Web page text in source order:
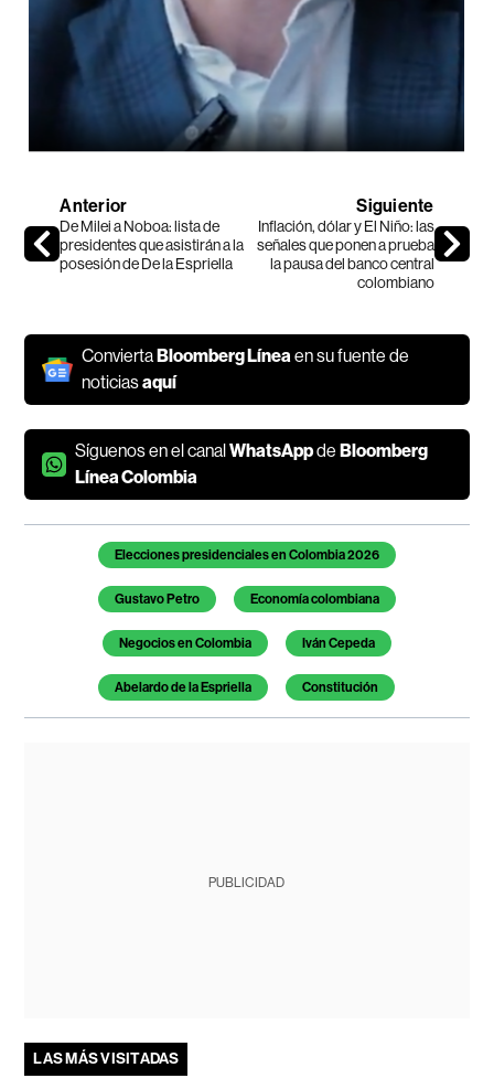
Anterior
De Milei a Noboa: lista de
presidentes que asistirán a la
posesión de De la Espriella
Siguiente
Inflación, dólar y El Niño: las
señales que ponen a prueba
la pausa del banco central
colombiano
ConviertaBloomberg Líneaen su fuente de
noticiasaquí
Síguenos en el canalWhatsAppdeBloomberg
Línea Colombia
Temas de este artículo
Elecciones presidenciales en Colombia 2026
Gustavo Petro Economía colombiana
Negocios en Colombia Iván Cepeda
Abelardo de la Espriella Constitución
PUBLICIDAD
LAS MÁS VISITADAS